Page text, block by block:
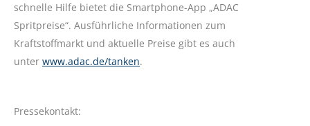
schnelle Hilfe bietet die Smartphone-App „ADAC
Spritpreise“. Ausführliche Informationen zum
Kraftstoffmarkt und aktuelle Preise gibt es auch
unter www.adac.de/tanken.
Pressekontakt: